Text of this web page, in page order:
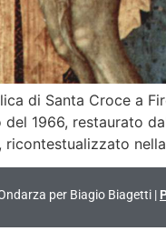
di Santa Croce a
1966, restaurato
per Biagio Biagetti |